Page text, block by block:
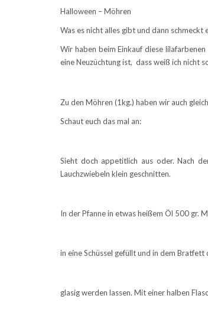
Halloween – Möhren
Was es nicht alles gibt und dann schmeckt
Wir haben beim Einkauf diese
eine Neuzüchtung ist, dass weiß ich nicht
Zu den Möhren (1kg.) haben wir auch
Schaut euch das mal an:
Sieht doch appetitlich aus oder. Nach
Lauchzwiebeln klein geschnitten.
In der Pfanne in etwas heißem Öl 500 gr.
in eine Schüssel gefüllt und in dem Bratfett
glasig werden lassen. Mit einer halben